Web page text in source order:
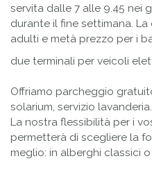
servita dalle 7 alle 9.45 nei
durante il fine settimana.
adulti e metà prezzo per i
due terminali per veicoli
Offriamo parcheggio
solarium, servizio lavanderia.
La nostra flessibilità per i
permetterà di scegliere la
meglio: in alberghi classici